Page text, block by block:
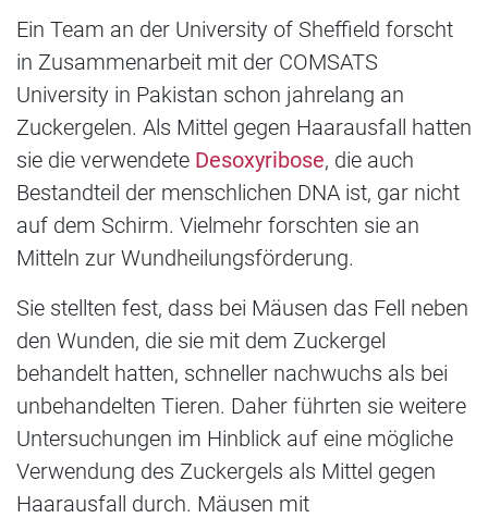
Ein Team an der University of Sheffield forscht
in Zusammenarbeit mit der COMSATS
University in Pakistan schon jahrelang an
Zuckergelen. Als Mittel gegen Haarausfall hatten
sie die verwendete Desoxyribose, die auch
Bestandteil der menschlichen DNA ist, gar nicht
auf dem Schirm. Vielmehr forschten sie an
Mitteln zur Wundheilungsförderung.
Sie stellten fest, dass bei Mäusen das Fell neben
den Wunden, die sie mit dem Zuckergel
behandelt hatten, schneller nachwuchs als bei
unbehandelten Tieren. Daher führten sie weitere
Untersuchungen im Hinblick auf eine mögliche
Verwendung des Zuckergels als Mittel gegen
Haarausfall durch. Mäusen mit